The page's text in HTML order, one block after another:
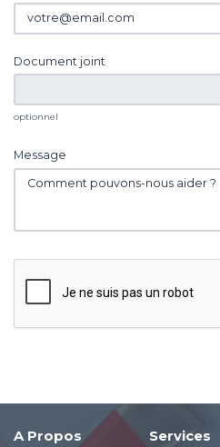
Document joint
optionnel
Message
A Propos Services